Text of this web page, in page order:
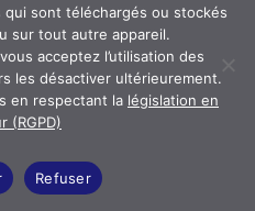
sont téléchargés ou stockés
sur tout autre appareil.
acceptez l’utilisation des
les désactiver ultérieurement.
en respectant la législation en
(RGPD)
Refuser